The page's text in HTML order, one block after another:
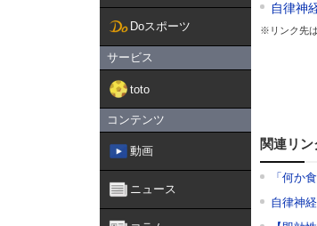
Doスポーツ
サービス
toto
コンテンツ
動画
ニュース
自律神
※リンク先
関連リン
「何か
自律神